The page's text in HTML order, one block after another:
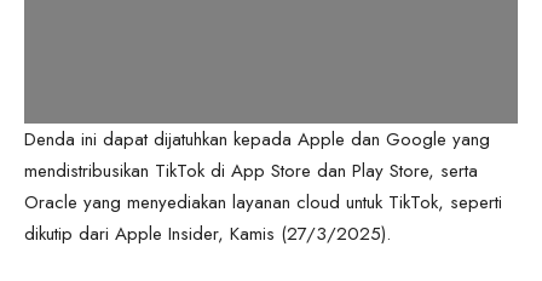
Denda ini dapat dijatuhkan kepada Apple dan Google yang
mendistribusikan TikTok di App Store dan Play Store, serta
Oracle yang menyediakan layanan cloud untuk TikTok, seperti
dikutip dari Apple Insider, Kamis (27/3/2025).